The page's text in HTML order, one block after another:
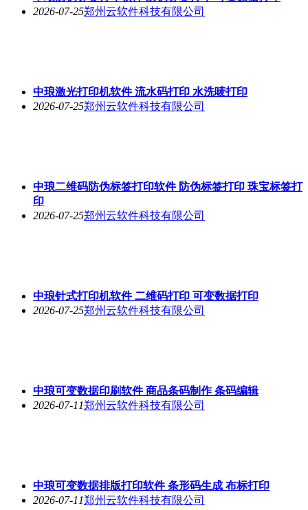
2026-07-25郑州云软件科技有限公司
中琅激光打印机软件 流水码打印 水洗唛打印
2026-07-25郑州云软件科技有限公司
中琅二维码防伪标签打印软件 防伪标签打印 珠宝标签打
印
2026-07-25郑州云软件科技有限公司
中琅针式打印机软件 二维码打印 可变数据打印
2026-07-25郑州云软件科技有限公司
中琅可变数据印刷软件 商品条码制作 条码编辑
2026-07-11郑州云软件科技有限公司
中琅可变数据排版打印软件 条形码生成 布标打印
2026-07-11郑州云软件科技有限公司